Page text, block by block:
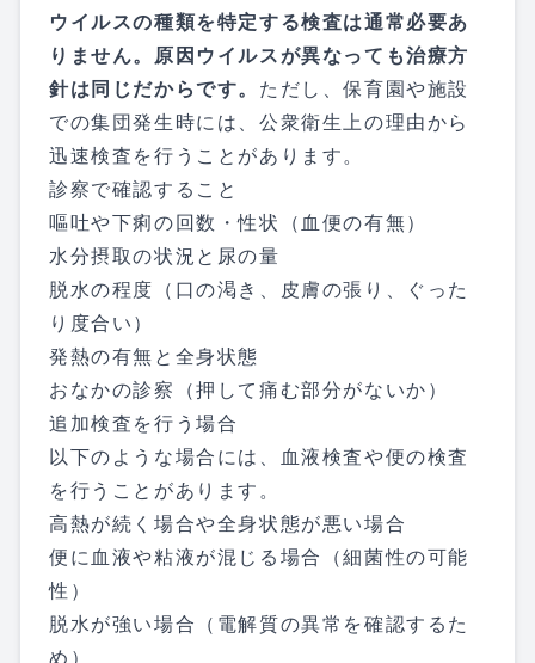
ウイルスの種類を特定する検査は通常必要あ
りません。原因ウイルスが異なっても治療方
針は同じだからです。 ただし、保育園や施設
での集団発生時には、公衆衛生上の理由から
迅速検査を行うことがあります。
診察で確認すること
嘔吐や下痢の回数・性状（血便の有無）
水分摂取の状況と尿の量
脱水の程度（口の渇き、皮膚の張り、ぐった
り度合い）
発熱の有無と全身状態
おなかの診察（押して痛む部分がないか）
追加検査を行う場合
以下のような場合には、血液検査や便の検査
を行うことがあります。
高熱が続く場合や全身状態が悪い場合
便に血液や粘液が混じる場合（細菌性の可能
性）
脱水が強い場合（電解質の異常を確認するた
め）